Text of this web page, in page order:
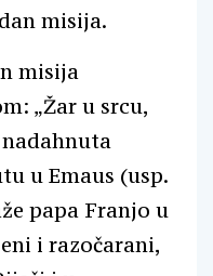
misija.
misija
„Žar u srcu,
u Emaus (usp.
papa Franjo u
i razočarani,